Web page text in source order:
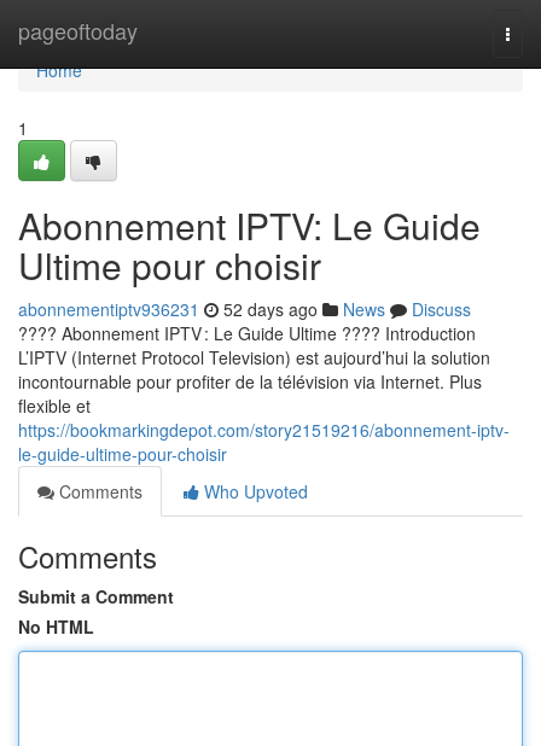
pageoftoday
Home
Home
1
Abonnement IPTV: Le Guide
Ultime pour choisir
abonnementiptv936231 52 days ago News
Discuss
???? Abonnement IPTV : Le Guide Ultime ???? Introduction
L’IPTV (Internet Protocol Television) est aujourd’hui la solution
incontournable pour profiter de la télévision via Internet. Plus
flexible et
https://bookmarkingdepot.com/story21519216/abonnement-iptv-
le-guide-ultime-pour-choisir
Comments
Who Upvoted
Comments
Submit a Comment
No HTML